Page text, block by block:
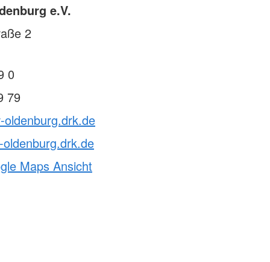
e.V.
2
0
79
oldenburg.drk.de
Maps Ansicht